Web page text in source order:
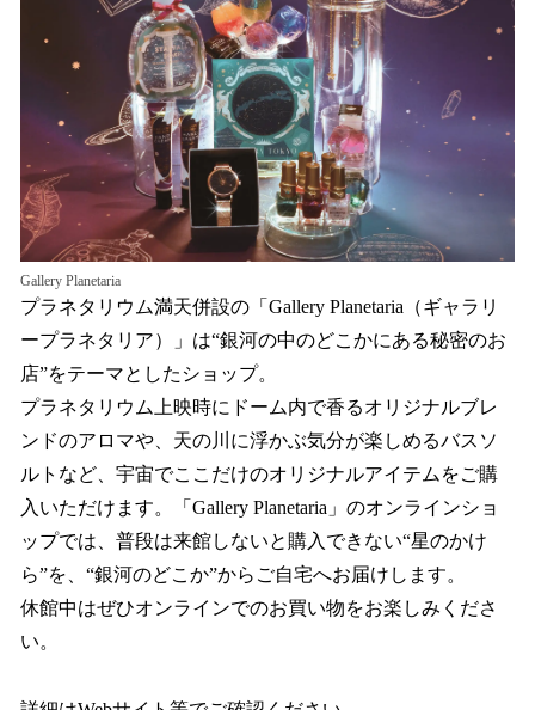
Gallery Planetaria
プラネタリウム満天併設の「Gallery Planetaria（ギャラリ
ープラネタリア）」は“銀河の中のどこかにある秘密のお
店”をテーマとしたショップ。
プラネタリウム上映時にドーム内で香るオリジナルブレ
ンドのアロマや、天の川に浮かぶ気分が楽しめるバスソ
ルトなど、宇宙でここだけのオリジナルアイテムをご購
入いただけます。「Gallery Planetaria」のオンラインショ
ップでは、普段は来館しないと購入できない“星のかけ
ら”を、“銀河のどこか”からご自宅へお届けします。
休館中はぜひオンラインでのお買い物をお楽しみくださ
い。